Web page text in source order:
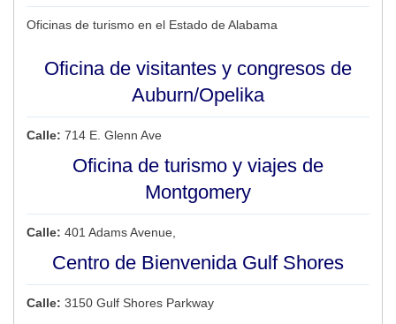
Oficinas de turismo en el Estado de Alabama
Oficina de visitantes y congresos de
Auburn/Opelika
Calle: 714 E. Glenn Ave
Oficina de turismo y viajes de
Montgomery
Calle: 401 Adams Avenue,
Centro de Bienvenida Gulf Shores
Calle: 3150 Gulf Shores Parkway